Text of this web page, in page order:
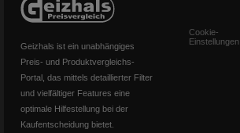
Geizhals ist ein unabhängiges
Preis- und Produktvergleichs-
Portal, das mittels detaillierter Filter
und vielfältiger Features eine
optimale Hilfestellung bei der
Kaufentscheidung bietet.
Cookie-
Einstellungen